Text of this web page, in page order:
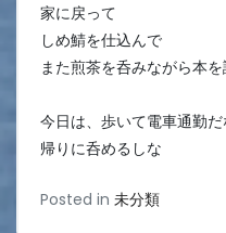
家に戻って
しめ鯖を仕込んで
また煎茶を呑みながら本
今日は、歩いて電車通勤だ
帰りに呑めるしな
Posted in 未分類